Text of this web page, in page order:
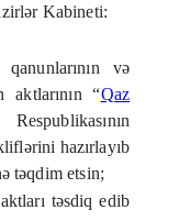
Kabineti:
və
aktlarının “Qaz
hazırlayıb
təqdim etsin;
təsdiq edib